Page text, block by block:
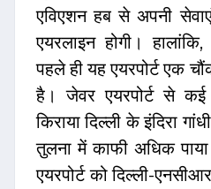
एविएशन हब से अपनी
एयरलाइन होगी।
पहले ही यह एयरपोर्ट एक
है। जेवर एयरपोर्ट से
किराया दिल्ली के इंदिरा
तुलना में काफी अधिक
एयरपोर्ट को दिल्ली-